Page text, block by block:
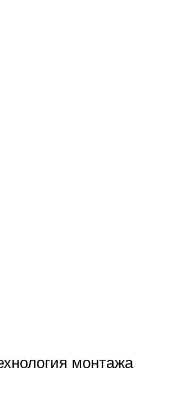
монтажа